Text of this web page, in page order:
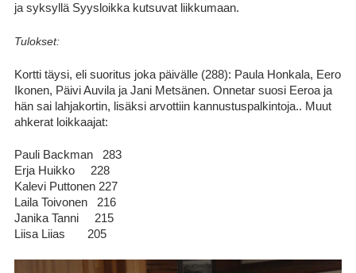
ja syksyllä Syysloikka kutsuvat liikkumaan.
Tulokset:
Kortti täysi, eli suoritus joka päivälle (288): Paula Honkala, Eero
Ikonen, Päivi Auvila ja Jani Metsänen. Onnetar suosi Eeroa ja
hän sai lahjakortin, lisäksi arvottiin kannustuspalkintoja.. Muut
ahkerat loikkaajat:
Pauli Backman 283
Erja Huikko 228
Kalevi Puttonen 227
Laila Toivonen 216
Janika Tanni 215
Liisa Liias 205